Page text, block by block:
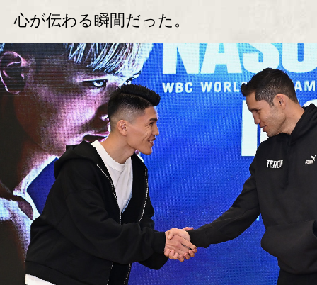
心が伝わる瞬間だった。